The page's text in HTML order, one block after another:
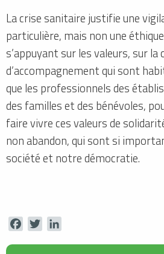
La crise sanitaire justifie une
particulière, mais non une éthique
s’appuyant sur les valeurs, sur la
d’accompagnement qui sont
que les professionnels des
des familles et des bénévoles,
faire vivre ces valeurs de
non abandon, qui sont si
société et notre démocratie.
FacebookTwitter